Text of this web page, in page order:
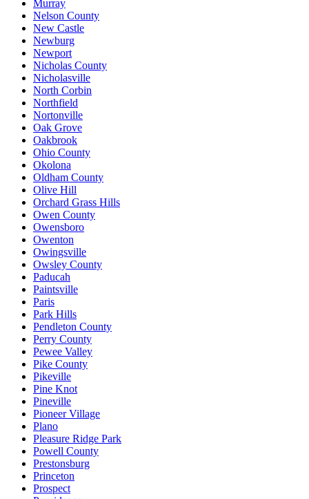
Murray
Nelson County
New Castle
Newburg
Newport
Nicholas County
Nicholasville
North Corbin
Northfield
Nortonville
Oak Grove
Oakbrook
Ohio County
Okolona
Oldham County
Olive Hill
Orchard Grass Hills
Owen County
Owensboro
Owenton
Owingsville
Owsley County
Paducah
Paintsville
Paris
Park Hills
Pendleton County
Perry County
Pewee Valley
Pike County
Pikeville
Pine Knot
Pineville
Pioneer Village
Plano
Pleasure Ridge Park
Powell County
Prestonsburg
Princeton
Prospect